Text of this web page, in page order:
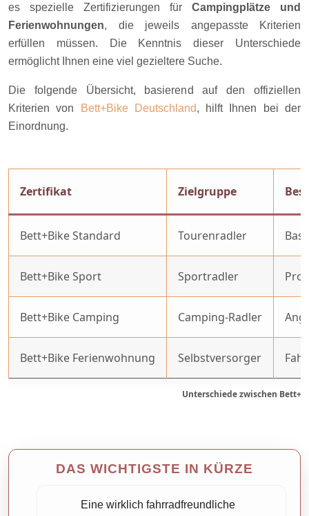
es spezielle Zertifizierungen für Campingplätze und
Ferienwohnungen, die jeweils angepasste Kriterien
erfüllen müssen. Die Kenntnis dieser Unterschiede
ermöglicht Ihnen eine viel gezieltere Suche.
Die folgende Übersicht, basierend auf den offiziellen
Kriterien von
Bett+Bike Deutschland, hilft Ihnen bei der
Einordnung.
Unterschiede zwischen
Zertifikat Zielgruppe
Bett+Bike Standard Tourenradler
Bett+Bike Sport Sportradler
Bett+Bike Camping Camping-Radler
Bett+Bike Ferienwohnung Selbstversorger
DAS WICHTIGSTE IN KÜRZE
Eine wirklich fahrradfreundliche